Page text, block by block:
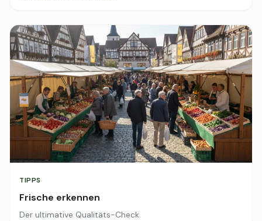
TIPPS
Frische erkennen
Der ultimative Qualitäts-Check.